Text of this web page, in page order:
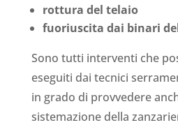
rottura del telaio
fuoriuscita dai binari
Sono tutti interventi che
eseguiti dai tecnici
in grado di provvedere
sistemazione della